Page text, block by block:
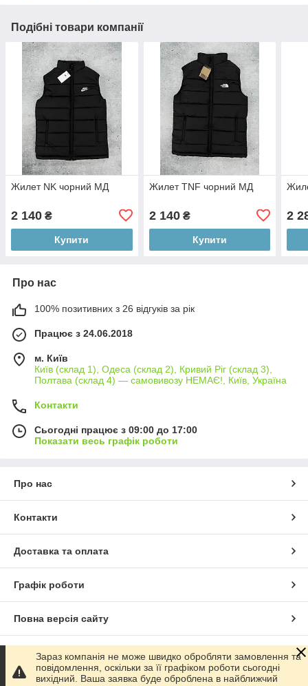
Подібні товари компанії
Жилет NK чорний МД
2 140 ₴
Купити
Жилет TNF чорний МД
2 140₴
Купити
2
Про нас
100% позитивних з 26 відгуків за рік
Працює з 24.06.2018
м. Київ
Київ (склад 1), Одеса (склад 2), Кривий Ріг (склад 3),
Полтава (склад 4) — самовивозу НЕМАЄ!, Київ, Україна
Контакти
Сьогодні працює з 09:00 до 17:00
Показати весь графік роботи
Про нас
Контакти
Доставка та оплата
Графік роботи
Повна версія сайту
Сайт створено на маркетплейсі Prom.ua
Зараз компанія не може швидко обробляти замовлення та
повідомлення, оскільки за її графіком роботи сьогодні
вихідний. Ваша заявка буде оброблена в найближчий